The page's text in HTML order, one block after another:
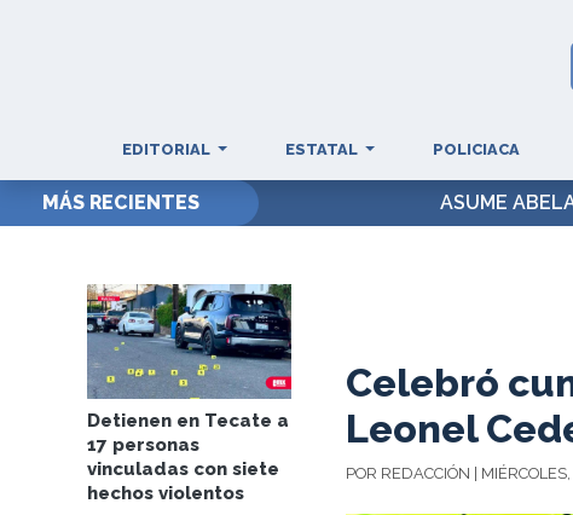
EDITORIAL ESTATAL POLICIACA
MÁS RECIENTES ASUME
Detienen en Tecate a
17 personas
vinculadas con siete
hechos violentos
Celebró
Leonel
POR REDACCIÓN |